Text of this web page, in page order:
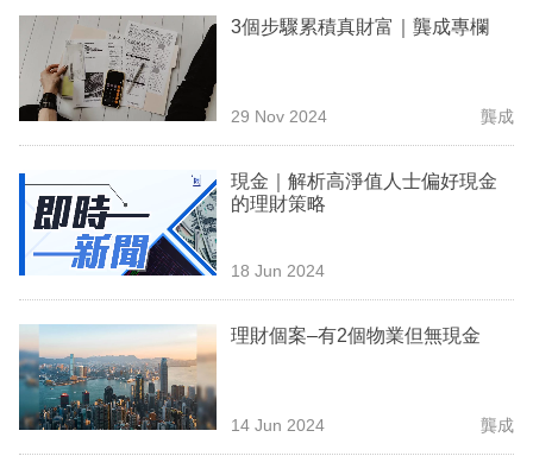
職
場
生
時
事
欄
訂
閱
3個步驟累積真財富｜龔成專欄
29 Nov 2024 龔成
現金｜解析高淨值人士偏好現金
的理財策略
18 Jun 2024
理財個案–有2個物業但無現金
14 Jun 2024 龔成